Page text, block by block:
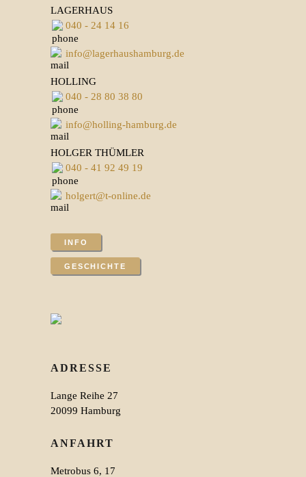
LAGERHAUS
040 - 24 14 16
info@lagerhaushamburg.de
HOLLING
040 - 28 80 38 80
info@holling-hamburg.de
HOLGER THÜMLER
040 - 41 92 49 19
holgert@t-online.de
INFO
GESCHICHTE
ADRESSE
Lange Reihe 27
20099 Hamburg
ANFAHRT
Metrobus 6, 17